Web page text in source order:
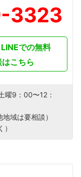
3323
LINEでの無料
こちら
曜9：00〜12：
地域は要相談）